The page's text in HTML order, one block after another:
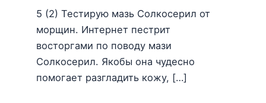
5 (2) Тестирую мазь Солкосерил от
морщин. Интернет пестрит
восторгами по поводу мази
Солкосерил. Якобы она чудесно
помогает разгладить кожу, […]